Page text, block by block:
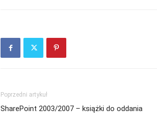
Poprzedni artykuł
SharePoint 2003/2007 – książki do oddania